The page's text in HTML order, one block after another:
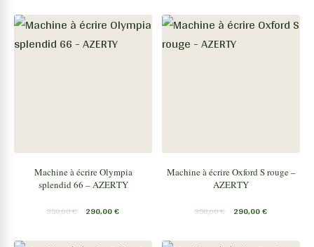
Machine à écrire Olympia
splendid 66 – AZERTY
350,00€ 290,00€
Machine à écrire Oxford S rouge –
AZERTY
350,00€ 290,00€